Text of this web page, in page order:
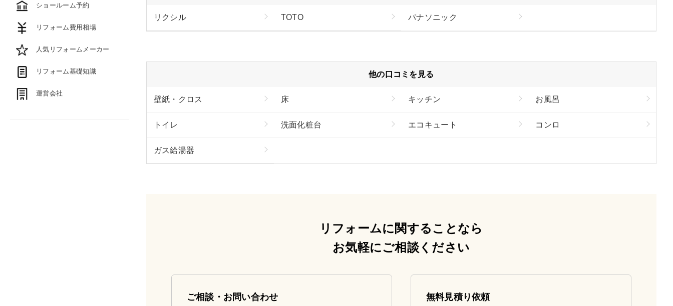
リクシル TOTO パナソニック
他の口コミを見る
壁紙・クロス 床 キッチン お風呂
トイレ 洗面化粧台 エコキュート コンロ
ガス給湯器
リフォームに関することなら
お気軽にご相談ください
ご相談・お問い合わせ 無料見積り依頼
ショールーム予約
リフォーム費用相場
人気リフォームメーカー
リフォーム基礎知識
運営会社